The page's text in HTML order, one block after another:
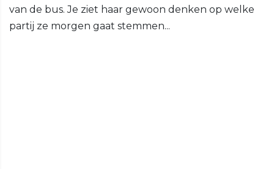
van de bus. Je ziet haar gewoon denken op welke
partij ze morgen gaat stemmen...